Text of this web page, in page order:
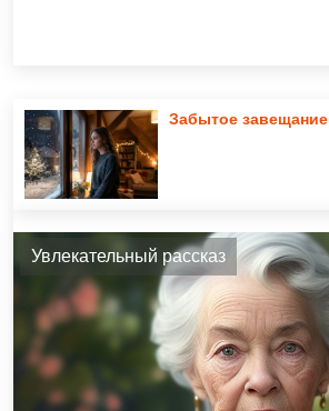
Забытое завещание
Увлекательный рассказ